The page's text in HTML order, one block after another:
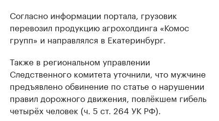
Согласно информации портала, грузовик
перевозил продукцию агрохолдинга «Комос
групп» и направлялся в Екатеринбург.
Также в региональном управлении
Следственного комитета уточнили, что мужчине
предъявлено обвинение по статье о нарушении
правил дорожного движения, повлёкшем гибель
четырёх человек (ч. 5 ст. 264 УК РФ).